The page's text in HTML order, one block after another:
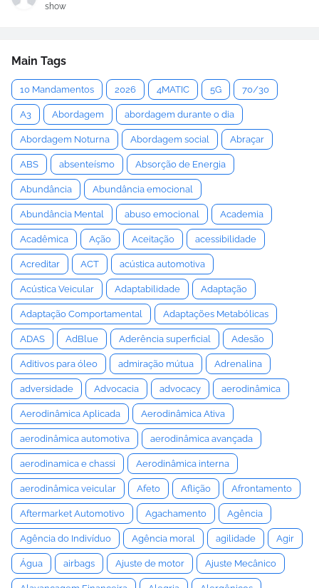
show
Main Tags
10 Mandamentos 2026 4MATIC 5G 70/30
A3 Abordagem abordagem durante o dia
Abordagem Noturna Abordagem social Abraçar
ABS absenteísmo Absorção de Energia
Abundância Abundância emocional
Abundância Mental abuso emocional Academia
Acadêmica Ação Aceitação acessibilidade
Acreditar ACT acústica automotiva
Acústica Veicular Adaptabilidade Adaptação
Adaptação Comportamental Adaptações Metabólicas
ADAS AdBlue Aderência superficial Adesão
Aditivos para óleo admiração mútua Adrenalina
adversidade Advocacia advocacy aerodinâmica
Aerodinâmica Aplicada Aerodinâmica Ativa
aerodinâmica automotiva aerodinâmica avançada
aerodinamica e chassi Aerodinâmica interna
aerodinâmica veicular Afeto Aflição Afrontamento
Aftermarket Automotivo Agachamento Agência
Agência do Indivíduo Agência moral agilidade Agir
Água airbags Ajuste de motor Ajuste Mecânico